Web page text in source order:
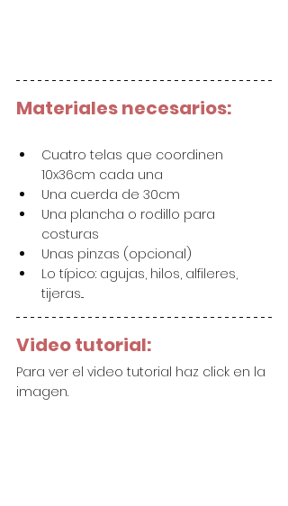
Materiales necesarios:
Cuatro telas que coordinen
10x36cm cada una
Una cuerda de 30cm
Una plancha o rodillo para
costuras
Unas pinzas (opcional)
Lo típico: agujas, hilos, alfileres,
tijeras...
Video tutorial:
Para ver el video tutorial haz click en la
imagen.